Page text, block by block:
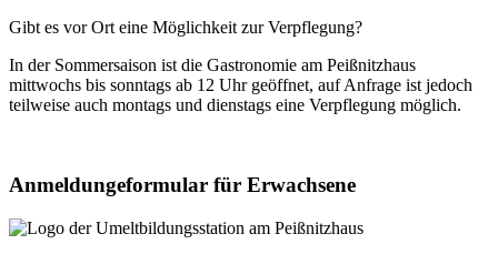
Gibt es vor Ort eine Möglichkeit zur Verpflegung?
In der Sommersaison ist die Gastronomie am Peißnitzhaus
mittwochs bis sonntags ab 12 Uhr geöffnet, auf Anfrage ist jedoch
teilweise auch montags und dienstags eine Verpflegung möglich.
Anmeldungeformular für Erwachsene